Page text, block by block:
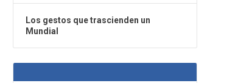
Los gestos que trascienden un
Mundial